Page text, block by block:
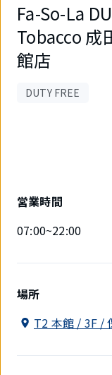
Fa-So-La
Tobacco 成
館店
DUTY FREE
営業時間
07:00~22:00
場所
T2 本館 / 3F /